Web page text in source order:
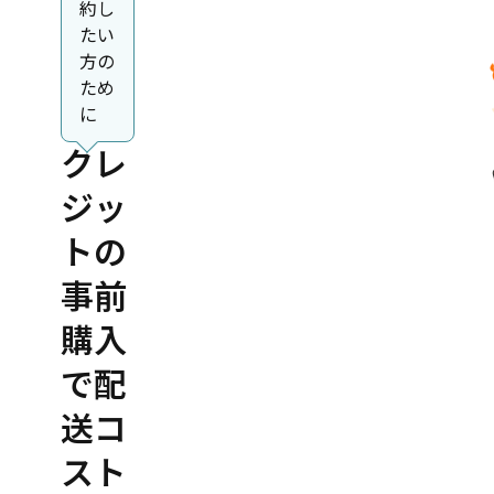
約し
たい
方の
ため
に
クレ
ジッ
トの
事前
購入
で配
送コ
スト